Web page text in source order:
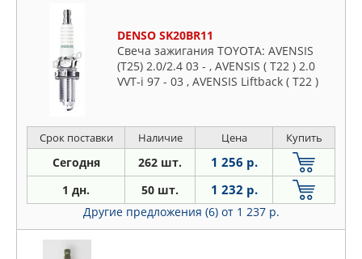
DENSO SK20BR11
Свеча зажигания TOYOTA: AVENSIS
(T25) 2.0/2.4 03 - , AVENSIS ( T22 ) 2.0
VVT-i 97 - 03 , AVENSIS Liftback ( T22 )
Срок поставки Наличие Цена Купить
Сегодня 262 шт. 1 256 р.
1 дн. 50 шт. 1 232 р.
Другие предложения (6) от 1 237 р.